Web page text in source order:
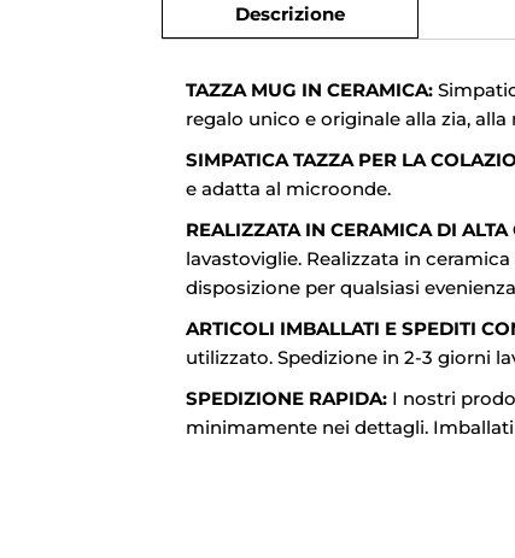
Descrizione
TAZZA MUG IN CERAMICA:
regalo unico e originale alla zia,
SIMPATICA TAZZA PER LA
e adatta al microonde.
REALIZZATA IN CERAMICA DI ALTA
lavastoviglie. Realizzata in
disposizione per qualsiasi
ARTICOLI IMBALLATI E SPEDITI
utilizzato. Spedizione in 2-3 giorni
SPEDIZIONE RAPIDA: I nostri
minimamente nei dettagli.